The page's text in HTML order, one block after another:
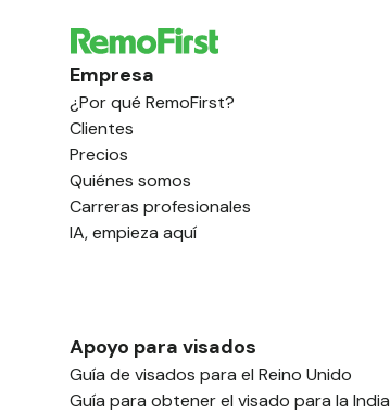
Empresa
¿Por qué RemoFirst?
Clientes
Precios
Quiénes somos
Carreras profesionales
IA, empieza aquí
Apoyo para visados
Guía de visados para el Reino Unido
Guía para obtener el visado para la India